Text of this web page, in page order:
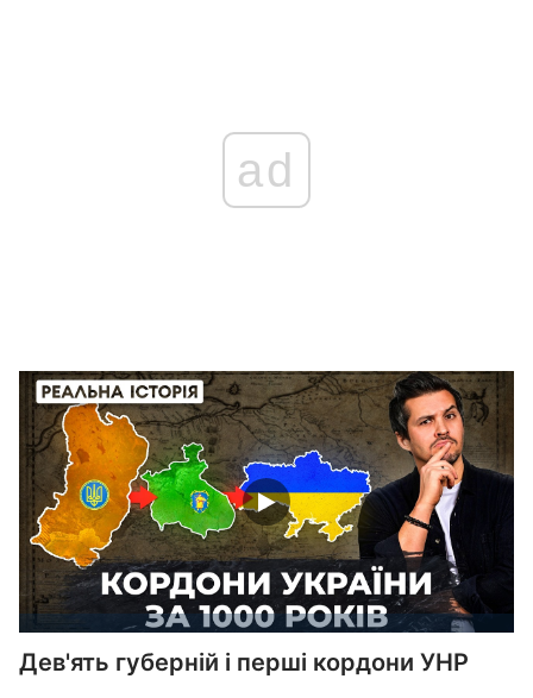
ad
Дев'ять губерній і перші кордони УНР